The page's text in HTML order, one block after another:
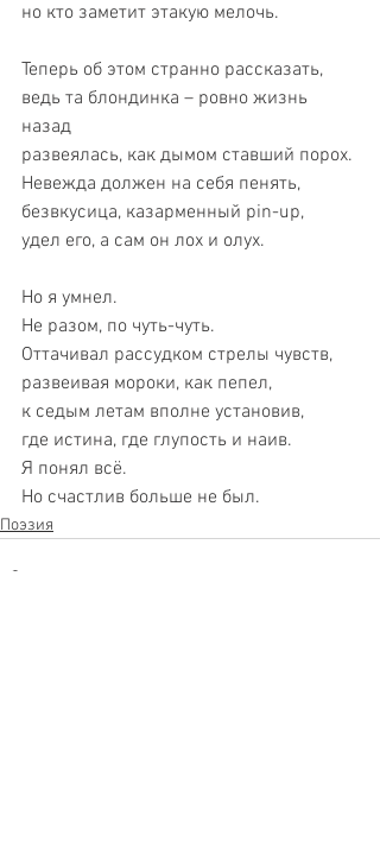
но кто заметит этакую мелочь.
Теперь об этом странно рассказать,
ведь та блондинка – ровно жизнь
назад
развеялась, как дымом ставший порох.
Невежда должен на себя пенять,
безвкусица, казарменный pin-up,
удел его, а сам он лох и олух.
Но я умнел.
Не разом, по чуть-чуть.
Оттачивал рассудком стрелы чувств,
развеивая мороки, как пепел,
к седым летам вполне установив,
где истина, где глупость и наив.
Я понял всё.
Но счастлив больше не был.
Поэзия